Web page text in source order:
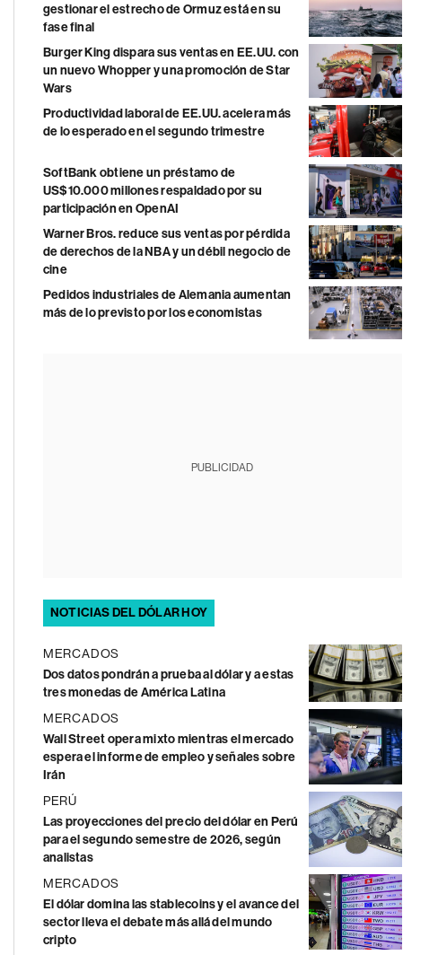
gestionar el estrecho de Ormuz está en su
fase final
Burger King dispara sus ventas en EE.UU. con
un nuevo Whopper y una promoción de Star
Wars
Productividad laboral de EE.UU. acelera más
de lo esperado en el segundo trimestre
SoftBank obtiene un préstamo de
US$10.000 millones respaldado por su
participación en OpenAI
Warner Bros. reduce sus ventas por pérdida
de derechos de la NBA y un débil negocio de
cine
Pedidos industriales de Alemania aumentan
más de lo previsto por los economistas
PUBLICIDAD
NOTICIAS DEL DÓLAR HOY
MERCADOS
Dos datos pondrán a prueba al dólar y a estas
tres monedas de América Latina
MERCADOS
Wall Street opera mixto mientras el mercado
espera el informe de empleo y señales sobre
Irán
PERÚ
Las proyecciones del precio del dólar en Perú
para el segundo semestre de 2026, según
analistas
MERCADOS
El dólar domina las stablecoins y el avance del
sector lleva el debate más allá del mundo
cripto